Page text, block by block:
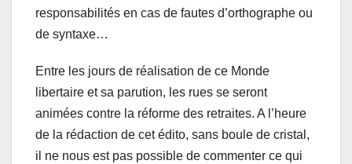
responsabilités en cas de fautes d’orthographe ou
de syntaxe…
Entre les jours de réalisation de ce Monde
libertaire et sa parution, les rues se seront
animées contre la réforme des retraites. A l’heure
de la rédaction de cet édito, sans boule de cristal,
il ne nous est pas possible de commenter ce qui